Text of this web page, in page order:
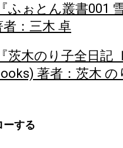
ふぉとん叢書001
：三木 卓
茨木のり子全日記
著者：茨木 の
ーする